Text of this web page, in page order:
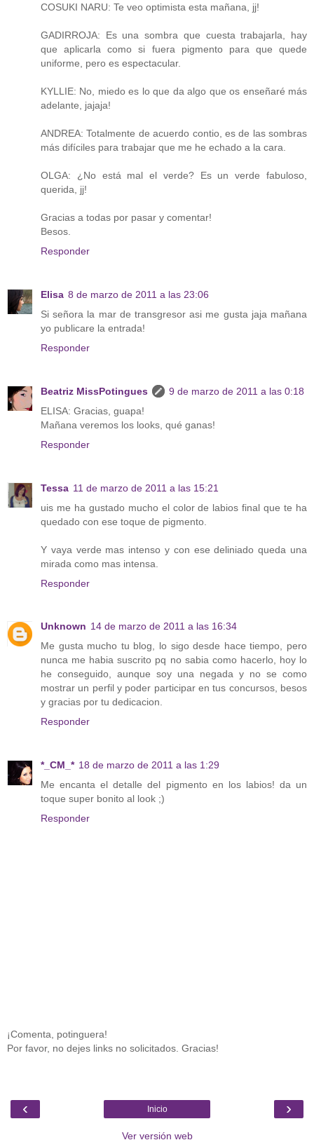
COSUKI NARU: Te veo optimista esta mañana, jj!
GADIRROJA: Es una sombra que cuesta trabajarla, hay
que aplicarla como si fuera pigmento para que quede
uniforme, pero es espectacular.
KYLLIE: No, miedo es lo que da algo que os enseñaré más
adelante, jajaja!
ANDREA: Totalmente de acuerdo contio, es de las sombras
más difíciles para trabajar que me he echado a la cara.
OLGA: ¿No está mal el verde? Es un verde fabuloso,
querida, jj!
Gracias a todas por pasar y comentar!
Besos.
Responder
Elisa 8 de marzo de 2011 a las 23:06
Si señora la mar de transgresor asi me gusta jaja mañana
yo publicare la entrada!
Responder
Beatriz MissPotingues
9 de marzo de 2011 a las 0:18
ELISA: Gracias, guapa!
Mañana veremos los looks, qué ganas!
Responder
Tessa 11 de marzo de 2011 a las 15:21
uis me ha gustado mucho el color de labios final que te ha
quedado con ese toque de pigmento.
Y vaya verde mas intenso y con ese deliniado queda una
mirada como mas intensa.
Responder
Unknown 14 de marzo de 2011 a las 16:34
Me gusta mucho tu blog, lo sigo desde hace tiempo, pero
nunca me habia suscrito pq no sabia como hacerlo, hoy lo
he conseguido, aunque soy una negada y no se como
mostrar un perfil y poder participar en tus concursos, besos
y gracias por tu dedicacion.
Responder
*_CM_* 18 de marzo de 2011 a las 1:29
Me encanta el detalle del pigmento en los labios! da un
toque super bonito al look ;)
Responder
¡Comenta, potinguera!
Por favor, no dejes links no solicitados. Gracias!
‹ ›
Inicio
Ver versión web